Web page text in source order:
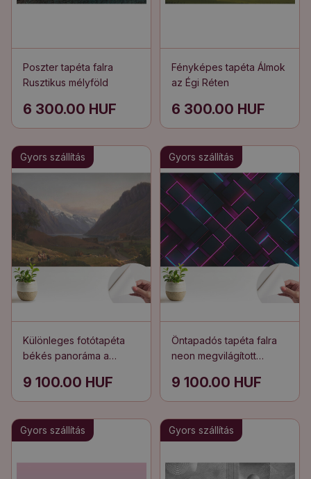
Poszter tapéta falra
Rusztikus mélyföld
6 300.00 HUF
Fényképes tapéta Álmok
az Égi Réten
6 300.00 HUF
Gyors szállítás
Különleges fotótapéta
békés panoráma a
9 100.00 HUF
Gyors szállítás
Öntapadós tapéta falra
neon megvilágított
9 100.00 HUF
Gyors szállítás Gyors szállítás